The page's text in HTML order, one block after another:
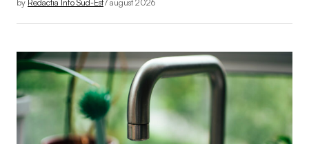
by Redactia Info Sud-Est7 august 2026